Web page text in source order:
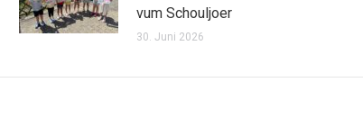
vum Schouljoer
30. Juni 2026